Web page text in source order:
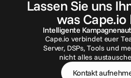
Lassen Sie uns
was Cape.io
Intelligente
Cape.io verbindet euer
Server, DSPs, Tools und
nicht alles
Kontakt